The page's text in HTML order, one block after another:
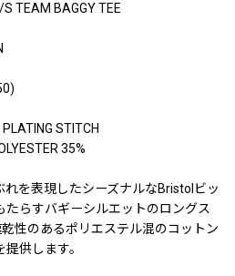
S TEAM BAGGY TEE
STITCH
35%
を表現したシーズナルなBristolビッ
らすバギーシルエットのロングス
性のあるポリエステル混のコットン
供します。